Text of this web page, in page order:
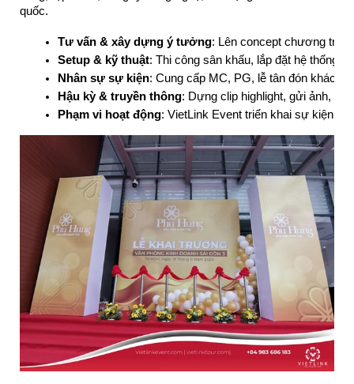
quốc.
Tư vấn & xây dựng ý tưởng: Lên concept chương
Setup & kỹ thuật: Thi công sân khấu, lắp đặt hệ thống
Nhân sự sự kiện: Cung cấp MC, PG, lễ tân đón khách,
Hậu kỳ & truyền thông: Dựng clip highlight, gửi ảnh,
Phạm vi hoạt động: VietLink Event triển khai sự kiện